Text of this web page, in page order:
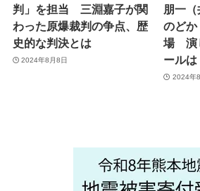
判」を担当 三淵嘉子が関
わった原爆裁判の争点、歴
史的な判決とは
2024年8月8日
朋一（
のどか
場 演
ールは
2024年